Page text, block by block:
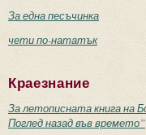
За една песъчинка
чети по-нататък
Краезнание
За летописната книга на
Поглед назад във времето”